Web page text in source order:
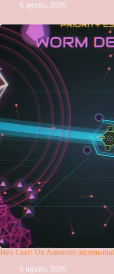
6 agosto, 2026
Hex Core: Un Asteroids incremental
5 agosto, 2026